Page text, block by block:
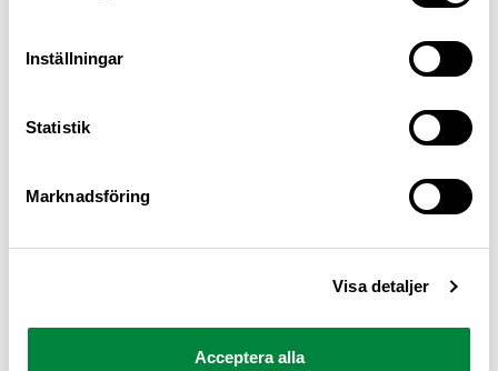
Inställningar
Statistik
Marknadsföring
Visa detaljer
Acceptera alla
M Sverige är Sveriges största konsumentorganisation
för bilister och andra trafikanter
Ansvarig utgivare: Heléne Lilja
Pressrum
Om oss